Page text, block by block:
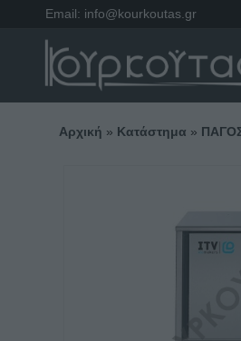
Email: info@kourkoutas.gr
Αρχική » Κατάστημα »